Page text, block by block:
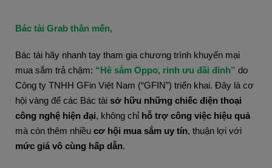
Bác tài Grab thân mến,
Bác tài hãy nhanh tay tham gia chương trình khuyến mại
mua sắm trả chậm: “Hè sắm Oppo, rinh ưu đãi đỉnh” do
Công ty TNHH GFin Việt Nam (“GFIN”) triển khai. Đây là cơ
hội vàng để các Bác tài sở hữu những chiếc điện thoại
công nghệ hiện đại, không chỉ hỗ trợ công việc hiệu quả
mà còn thêm nhiều cơ hội mua sắm uy tín, thuận lợi với
mức giá vô cùng hấp dẫn.